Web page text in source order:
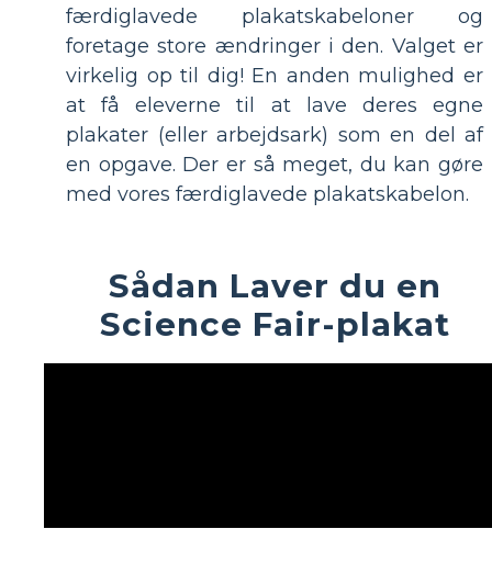
færdiglavede plakatskabeloner og
foretage store ændringer i den. Valget er
virkelig op til dig! En anden mulighed er
at få eleverne til at lave deres egne
plakater (eller arbejdsark) som en del af
en opgave. Der er så meget, du kan gøre
med vores færdiglavede plakatskabelon.
Sådan Laver du en
Science Fair-plakat